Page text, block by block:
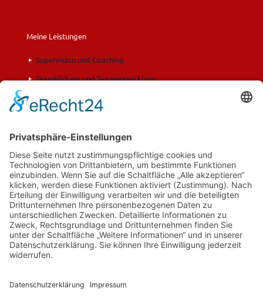
Meine Leistungen
Supervision und Coaching
Teambildung und Teamentwicklung
Fortbildung und Training